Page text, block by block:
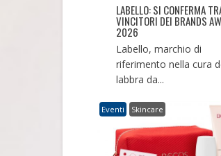
LABELLO: SI CONFERMA
VINCITORI DEI BRANDS
2026
Labello, marchio di
riferimento nella cura
labbra da...
Eventi Skincare